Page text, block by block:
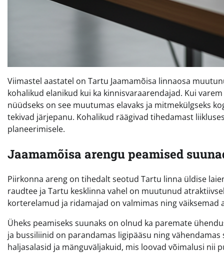
Viimastel aastatel on Tartu Jaamamõisa linnaosa
kohalikud elanikud kui ka kinnisvaraarendajad. Kui
nüüdseks on see muutumas elavaks ja mitmekülgseks
tekivad järjepanu. Kohalikud räägivad tihedamast
planeerimisele.
Jaamamõisa arengu peamised
Piirkonna areng on tihedalt seotud Tartu linna üldise
raudtee ja Tartu kesklinna vahel on muutunud
korterelamud ja ridamajad on valmimas ning
Üheks peamiseks suunaks on olnud ka paremate
ja bussiliinid on parandamas ligipääsu ning
haljasalasid ja mänguväljakuid, mis loovad võimalusi nii